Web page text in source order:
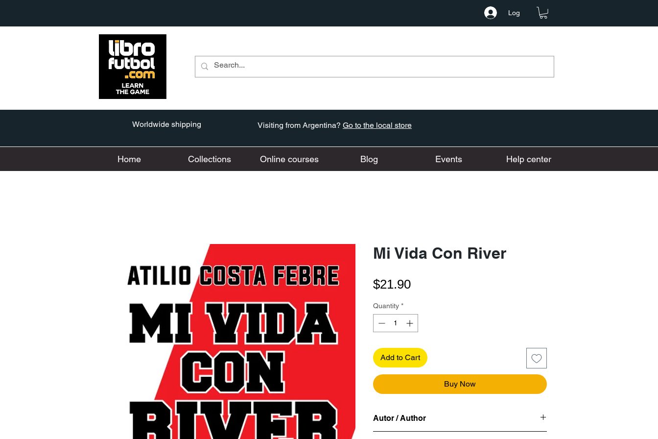
Log
Worldwide shipping Visiting from Argentina? Go to the local store
Home Collections Online courses Blog Events Help center
Mi Vida Con River
$21.90Price
Quantity *
Add to Cart
Buy Now
Autor / Author